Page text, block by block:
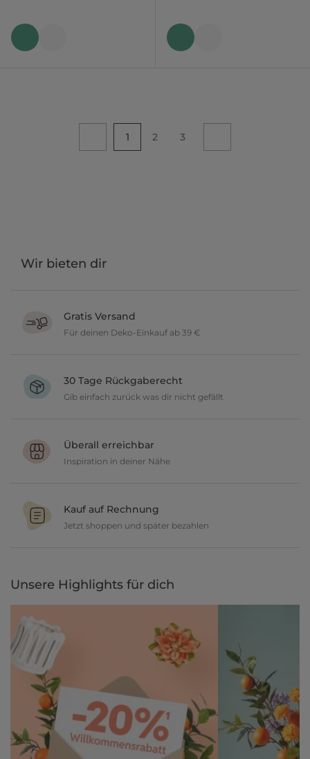
1 2 3
Wir bieten dir
Gratis Versand
Für deinen Deko-Einkauf ab 39 €
30 Tage Rückgaberecht
Gib einfach zurück was dir nicht gefällt
geben dir 30 Tage Zeit etwas zurückzusenden.
Überall erreichbar
Inspiration in deiner Nähe
und lasse dich inspirieren.
Kauf auf Rechnung
Jetzt shoppen und später bezahlen
Unsere Highlights für dich